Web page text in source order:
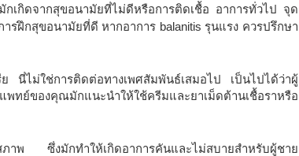
เกิดจากสุขอนามัยที่ไม่ดีหรือการติดเชื้อ อาการทั่วไป จุด
รฝึกสุขอนามัยที่ดี หากอาการ balanitis รุนแรง ควรปรึกษา
นี่ไม่ใช่การติดต่อทางเพศสัมพันธ์เสมอไป เป็นไปได้ว่าผู้
ทย์ของคุณมักแนะนำให้ใช้ครีมและยาเม็ดต้านเชื้อราหรือ
ภาพ ซึ่งมักทำให้เกิดอาการคันและไม่สบายสำหรับผู้ชาย